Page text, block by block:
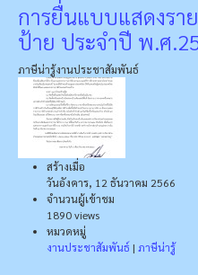
การยื่นแบบแสดงรา
ป้าย ประจำปี พ.ศ
ภาษีน่ารู้งานประชาสัมพันธ์
สร้างเมื่อ
วันอังคาร, 12 ธันวาคม 2566
จำนวนผู้เข้าชม
1890 views
หมวดหมู่
งานประชาสัมพันธ์ | ภาษีน่ารู้